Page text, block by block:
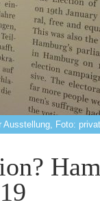
Ausstellung, Foto: privat